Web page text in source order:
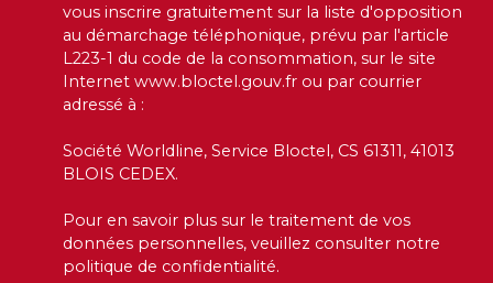
vous inscrire gratuitement sur la liste d'opposition
au démarchage téléphonique, prévu par l'article
L223-1 du code de la consommation, sur le site
Internet www.bloctel.gouv.fr ou par courrier
adressé à :
Société Worldline, Service Bloctel, CS 61311, 41013
BLOIS CEDEX.
Pour en savoir plus sur le traitement de vos
données personnelles, veuillez consulter notre
politique de confidentialité.